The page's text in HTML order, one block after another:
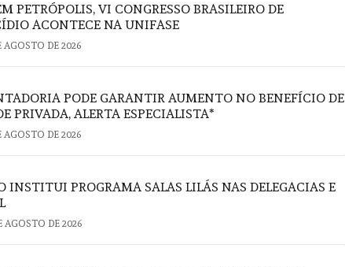
PETRÓPOLIS, VI CONGRESSO BRASILEIRO DE
ACONTECE NA UNIFASE
AGOSTO DE 2026
PODE GARANTIR AUMENTO NO BENEFÍCIO DE
PRIVADA, ALERTA ESPECIALISTA*
AGOSTO DE 2026
INSTITUI PROGRAMA SALAS LILÁS NAS DELEGACIAS E
AGOSTO DE 2026